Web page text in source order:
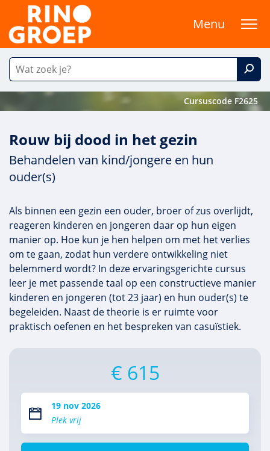
Menu
Cursuscode F2625
Rouw bij dood in het gezin
Behandelen van kind/jongere en hun
ouder(s)
Als binnen een gezin een ouder, broer of zus overlijdt,
reageren kinderen en jongeren daar op hun eigen
manier op. Hoe kun je hen helpen om met het verlies
om te gaan, zodat hun verdere ontwikkeling niet
belemmerd wordt? In deze ervaringsgerichte cursus
leer je met passende taal op een constructieve manier
kinderen en jongeren (tot 23 jaar) en hun ouder(s) te
begeleiden. Naast de theorie is er ruimte voor
praktisch oefenen en het bespreken van casuïstiek.
€ 615
19 nov 2026
Plek vrij